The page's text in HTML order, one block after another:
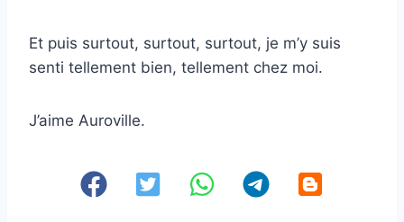
Et puis surtout, surtout, surtout, je m’y suis
senti tellement bien, tellement chez moi.
J’aime Auroville.